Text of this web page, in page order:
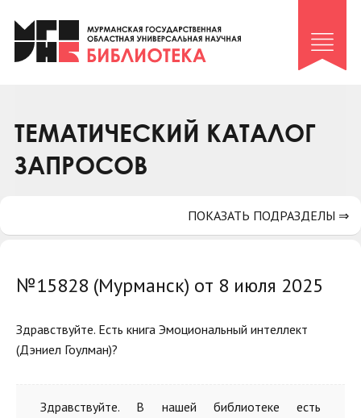
Клуб «Гиря и сельдерей»
Клуб «Семейный архив»
Коллегам
Контакты
ТЕМАТИЧЕСКИЙ КАТАЛОГ
ЗАПРОСОВ
№15828 (Мурманск) от 8 июля 2025
Здравствуйте. Есть книга Эмоциональный интеллект
(Дэниел Гоулман)?
Здравствуйте. В нашей библиотеке есть
ПОКАЗАТЬ ПОДРАЗДЕЛЫ ⇒